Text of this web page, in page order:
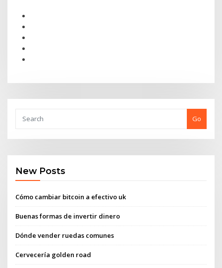
Go
New Posts
Cómo cambiar bitcoin a efectivo uk
Buenas formas de invertir dinero
Dónde vender ruedas comunes
Cervecería golden road